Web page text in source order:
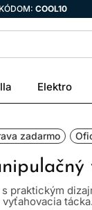
COOL10
Elektro
zadarmo
s praktickým
vyťahovacia